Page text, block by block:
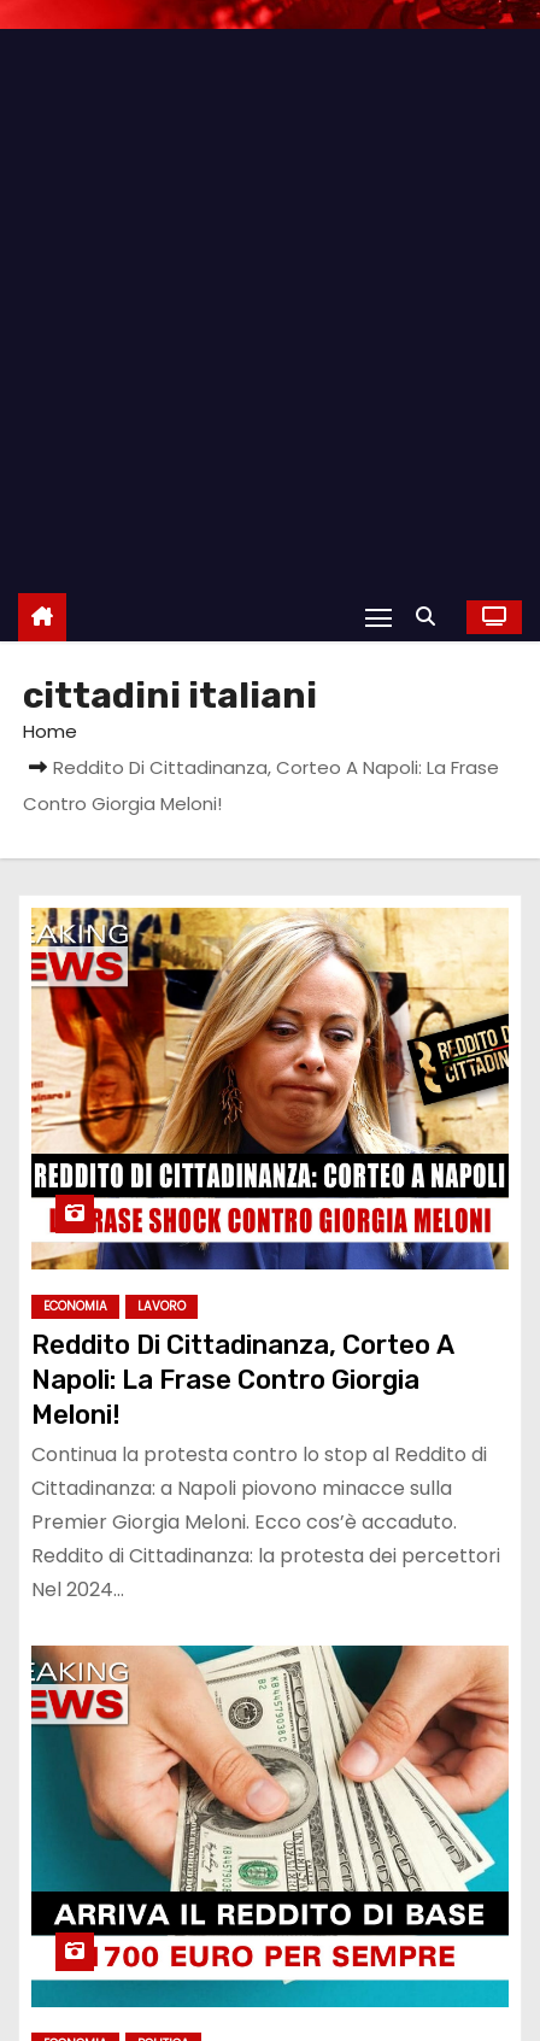
cittadini italiani
Home
Reddito Di Cittadinanza, Corteo A Napoli: La Frase
Contro Giorgia Meloni!
ECONOMIA LAVORO
Reddito Di Cittadinanza, Corteo A
Napoli: La Frase Contro Giorgia
Meloni!
Continua la protesta contro lo stop al Reddito di
Cittadinanza: a Napoli piovono minacce sulla
Premier Giorgia Meloni. Ecco cos’è accaduto.
Reddito di Cittadinanza: la protesta dei percettori
Nel 2024…